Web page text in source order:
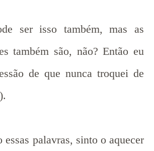
ser isso também, mas as
também são, não? Então eu
de que nunca troquei de
essas palavras, sinto o aquecer